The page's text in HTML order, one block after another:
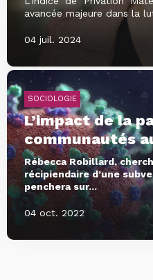
avancée majeure dans la
04 juil. 2024
SOCIOLOGIE
L’impact de la
communautés
Rébecca Robillard,
récipiendaire d’une
penchera sur...
04 oct. 2022